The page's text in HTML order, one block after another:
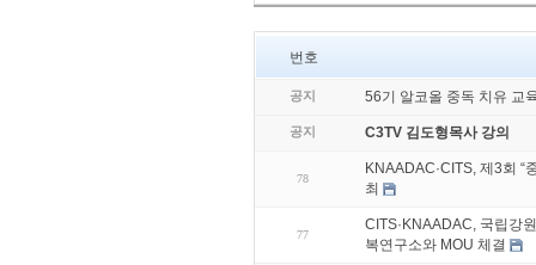
번호
공지 56기 알코올 중독 치유 교
공지 C3TV 김도형목사 강의
78
KNAADAC·CITS, 제3회 “
최
77
CITS·KNAADAC, 국립강
복연구소와 MOU 체결